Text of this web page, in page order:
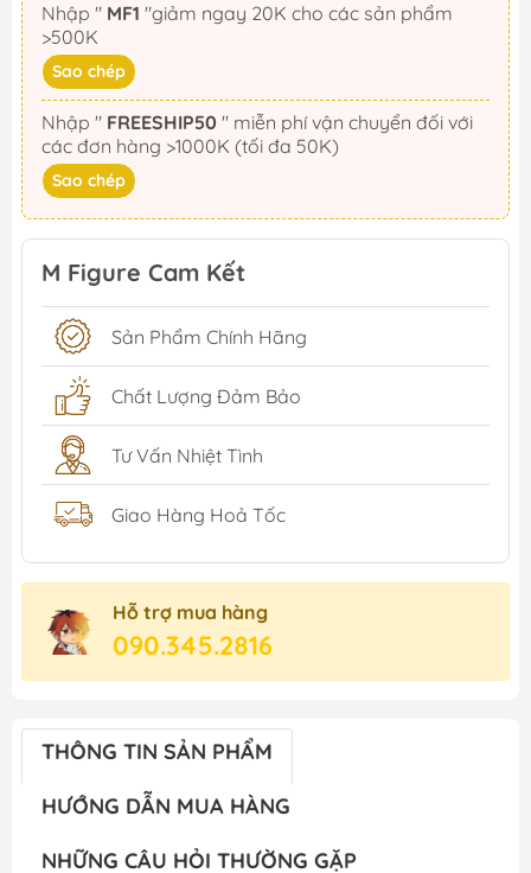
Nhập " MF1
>500K
Sao chép
Nhập " FREESHIP50
các đơn hàng >1000K (tối đa 50K)
Sao chép
M Figure Cam Kết
Sản Phẩm Chính Hãng
Chất Lượng Đảm Bảo
Tư Vấn Nhiệt Tình
Giao Hàng Hoả Tốc
Hỗ trợ mua hàng
090.345.2816
THÔNG TIN SẢN PHẨM
HƯỚNG DẪN MUA HÀNG
NHỮNG CÂU HỎI THƯỜNG GẶP